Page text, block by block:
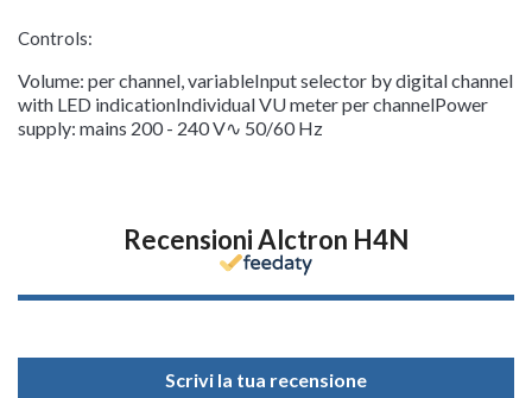
Controls:
Volume: per channel, variableInput selector by digital channel
with LED indicationIndividual VU meter per channelPower
supply: mains 200 - 240 V∿ 50/60 Hz
Recensioni Alctron H4N
Scrivi la tua recensione